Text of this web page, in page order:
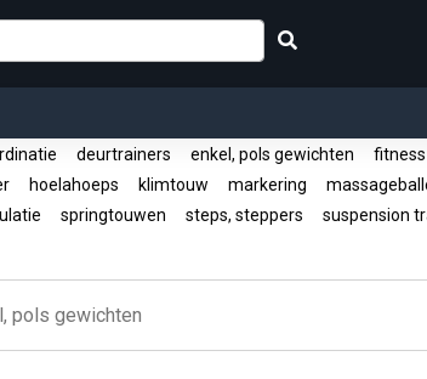
deurtrainers enkel, pols gewichten
hoelahoeps klimtouw markering
springtouwen steps, steppers suspension
pols gewichten